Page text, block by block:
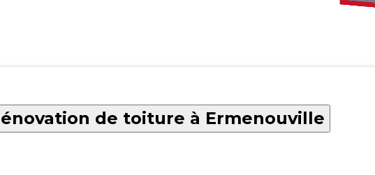
de toiture à Ermenouville